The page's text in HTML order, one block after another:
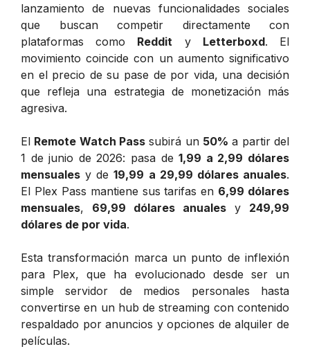
lanzamiento de nuevas funcionalidades sociales
que buscan competir directamente con
plataformas como Reddit y Letterboxd. El
movimiento coincide con un aumento significativo
en el precio de su pase de por vida, una decisión
que refleja una estrategia de monetización más
agresiva.
El Remote Watch Pass subirá un 50% a partir del
1 de junio de 2026: pasa de1,99 a 2,99 dólares
mensuales y de19,99 a 29,99 dólares anuales.
El Plex Pass mantiene sus tarifas en 6,99 dólares
mensuales, 69,99 dólares anuales y 249,99
dólares de por vida.
Esta transformación marca un punto de inflexión
para Plex, que ha evolucionado desde ser un
simple servidor de medios personales hasta
convertirse en un hub de streaming con contenido
respaldado por anuncios y opciones de alquiler de
películas.